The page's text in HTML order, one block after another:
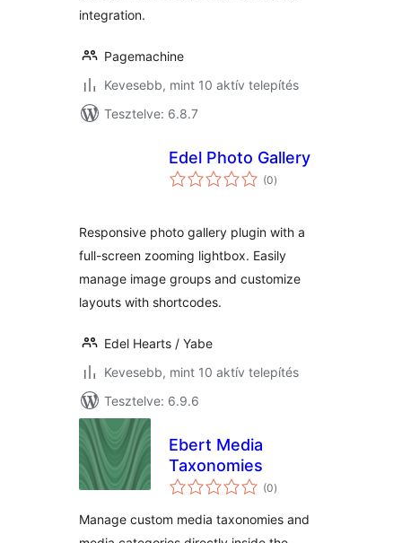
integration.
Pagemachine
Kevesebb, mint 10 aktív telepítés
Tesztelve: 6.8.7
Edel Photo Gallery
(0értékelés
összesen
)
Responsive photo gallery plugin with a
full-screen zooming lightbox. Easily
manage image groups and customize
layouts with shortcodes.
Edel Hearts / Yabe
Kevesebb, mint 10 aktív telepítés
Tesztelve: 6.9.6
Ebert Media
Taxonomies
(0értékelés
összesen
)
Manage custom media taxonomies and